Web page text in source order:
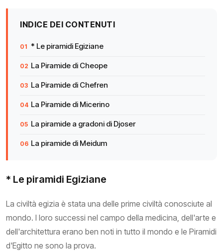
INDICE DEI CONTENUTI
* Le piramidi Egiziane
La Piramide di Cheope
La Piramide di Chefren
La Piramide di Micerino
La piramide a gradoni di Djoser
La piramide di Meidum
* Le piramidi Egiziane
La civiltà egizia è stata una delle prime civiltà conosciute al
mondo. I loro successi nel campo della medicina, dell'arte e
dell'architettura erano ben noti in tutto il mondo e le Piramidi
d'Egitto ne sono la prova.